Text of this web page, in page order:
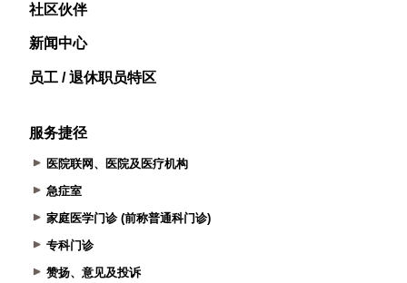
社区伙伴
新闻中心
员工 / 退休职员特区
服务捷径
医院联网、医院及医疗机构
急症室
家庭医学门诊 (前称普通科门诊)
专科门诊
赞扬、意见及投诉